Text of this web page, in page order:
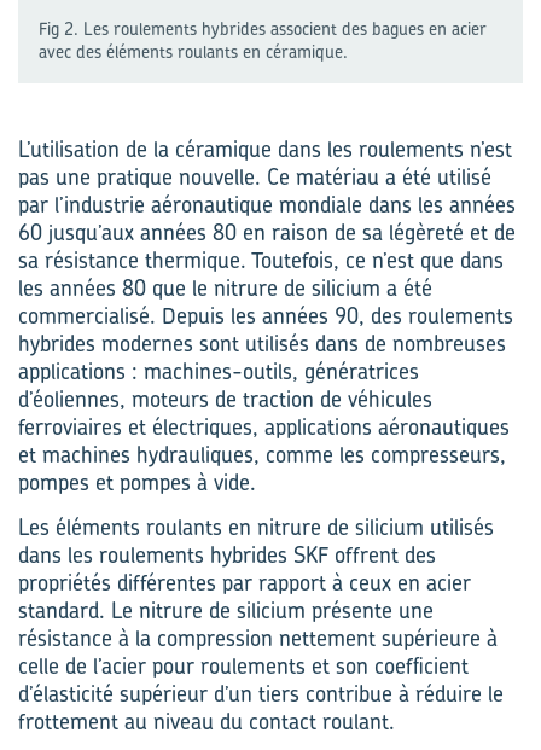
Fig 2. Les roulements hybrides associent des bagues en acier
avec des éléments roulants en céramique.
L’utilisation de la céramique dans les roulements n’est
pas une pratique nouvelle. Ce matériau a été utilisé
par l’industrie aéronautique mondiale dans les années
60 jusqu’aux années 80 en raison de sa légèreté et de
sa résistance thermique. Toutefois, ce n’est que dans
les années 80 que le nitrure de silicium a été
commercialisé. Depuis les années 90, des roulements
hybrides modernes sont utilisés dans de nombreuses
applications : machines-outils, génératrices
d’éoliennes, moteurs de traction de véhicules
ferroviaires et électriques, applications aéronautiques
et machines hydrauliques, comme les compresseurs,
pompes et pompes à vide.
Les éléments roulants en nitrure de silicium utilisés
dans les roulements hybrides SKF offrent des
propriétés différentes par rapport à ceux en acier
standard. Le nitrure de silicium présente une
résistance à la compression nettement supérieure à
celle de l’acier pour roulements et son coefficient
d’élasticité supérieur d’un tiers contribue à réduire le
frottement au niveau du contact roulant.